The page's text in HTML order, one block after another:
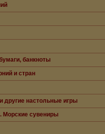
банкноты
и стран
другие настольные игры
Морские сувениры